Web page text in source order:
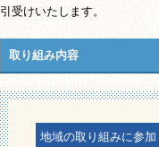
引受けいたします。
取り組み内容
地域の取り組みに参加